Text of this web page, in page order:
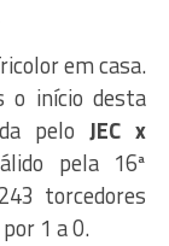
em casa.
o início desta
peloJEC x
pela 16ª
torcedores
1 a 0.